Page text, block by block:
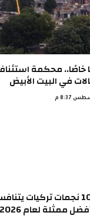
خاصًا.. محكمة
في البيت الأبيض
10 نجمات تركيات
ممثلة لعام 2026